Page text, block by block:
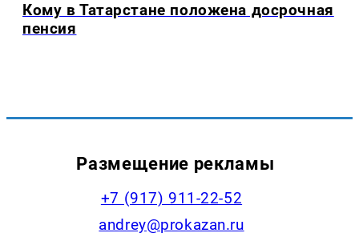
Кому в Татарстане положена досрочная
пенсия
Размещение рекламы
+7 (917) 911-22-52
andrey@prokazan.ru